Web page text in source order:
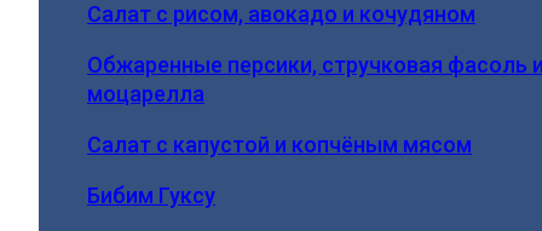
Салат с рисом, авокадо и кочудяном
Обжаренные персики, стручковая фасоль
моцарелла
Салат с капустой и копчёным мясом
Бибим Гуксу